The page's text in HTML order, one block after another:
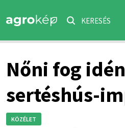
KERESÉS
Nőni fog
sertéshús-
KÖZÉLET